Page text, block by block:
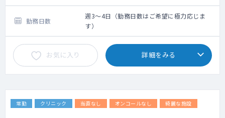
勤務日数
週3～4日（勤務日数はご希望に極力応じま
す）
お気に入り 詳細をみる
常勤 クリニック 当直なし オンコールなし 綺麗な施設